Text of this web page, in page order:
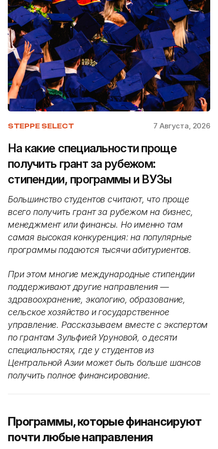
STEPPE SELECT 7 Августа, 2026
На какие специальности проще
получить грант за рубежом:
стипендии, программы и ВУЗы
Большинство студентов считают, что проще
всего получить грант за рубежом на бизнес,
менеджмент или финансы. Но именно там
самая высокая конкуренция: на популярные
программы подаются тысячи абитуриентов.
При этом многие международные стипендии
поддерживают другие направления —
здравоохранение, экологию, образование,
сельское хозяйство и государственное
управление. Рассказываем вместе с экспертом
по грантам Зульфией Уруновой, о десяти
специальностях, где у студентов из
Центральной Азии может быть больше шансов
получить полное финансирование.
Программы, которые финансируют
почти любые направления